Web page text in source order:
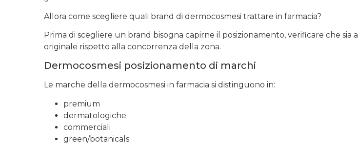
Allora come scegliere quali brand di dermocosmesi trattare in farmacia?
Prima di scegliere un brand bisogna capirne il posizionamento, verificare che
originale rispetto alla concorrenza della zona.
Dermocosmesi posizionamento di marchi
Le marche della dermocosmesi in farmacia si distinguono in:
premium
dermatologiche
commerciali
green/botanicals